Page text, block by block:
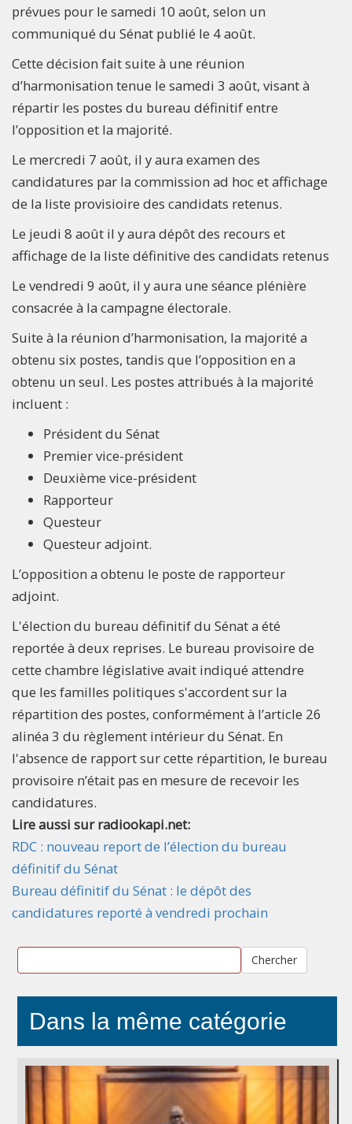
prévues pour le samedi 10 août, selon un
communiqué du Sénat publié le 4 août.
Cette décision fait suite à une réunion
d’harmonisation tenue le samedi 3 août, visant à
répartir les postes du bureau définitif entre
l’opposition et la majorité.
Le mercredi 7 août, il y aura examen des
candidatures par la commission ad hoc et affichage
de la liste provisioire des candidats retenus.
Le jeudi 8 août il y aura dépôt des recours et
affichage de la liste définitive des candidats retenus
Le vendredi 9 août, il y aura une séance plénière
consacrée à la campagne électorale.
Suite à la réunion d’harmonisation, la majorité a
obtenu six postes, tandis que l’opposition en a
obtenu un seul. Les postes attribués à la majorité
incluent :
Président du Sénat
Premier vice-président
Deuxième vice-président
Rapporteur
Questeur
Questeur adjoint.
L’opposition a obtenu le poste de rapporteur
adjoint.
L'élection du bureau définitif du Sénat a été
reportée à deux reprises. Le bureau provisoire de
cette chambre législative avait indiqué attendre
que les familles politiques s'accordent sur la
répartition des postes, conformément à l’article 26
alinéa 3 du règlement intérieur du Sénat. En
l'absence de rapport sur cette répartition, le bureau
provisoire n’était pas en mesure de recevoir les
candidatures.
Lire aussi sur radiookapi.net:
RDC : nouveau report de l’élection du bureau
définitif du Sénat
Bureau définitif du Sénat : le dépôt des
candidatures reporté à vendredi prochain
Chercher
Dans la même catégorie